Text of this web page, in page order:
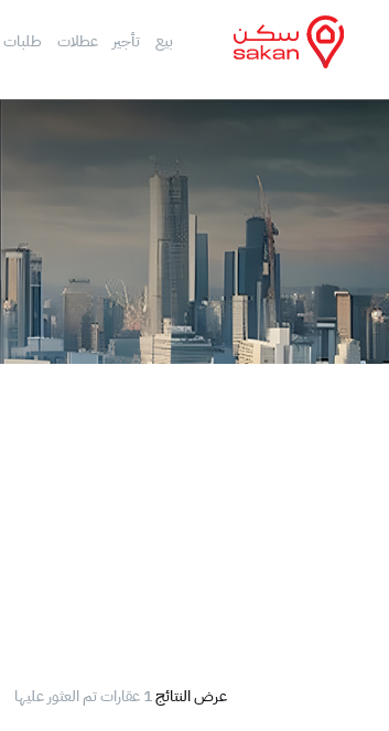
بيع تأجير عطلات طلبات
عرض النتائج1 عقارات تم العثور عليها